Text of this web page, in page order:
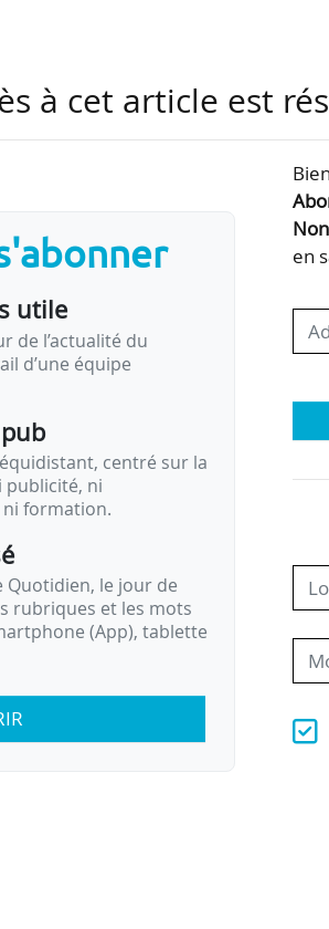
du nouvel EPE, en…
à cet article est
utile
de l’actualité du
d’une équipe
centré sur la
publicité, ni
formation.
Quotidien, le jour de
rubriques et les mots
(App), tablette
en